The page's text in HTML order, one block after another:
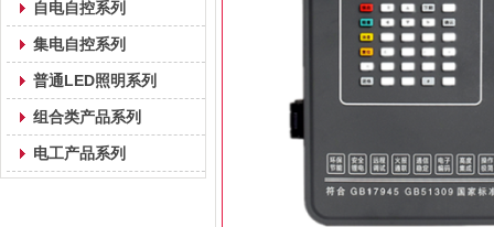
自电自控系列
集电自控系列
普通LED照明系列
组合类产品系列
电工产品系列